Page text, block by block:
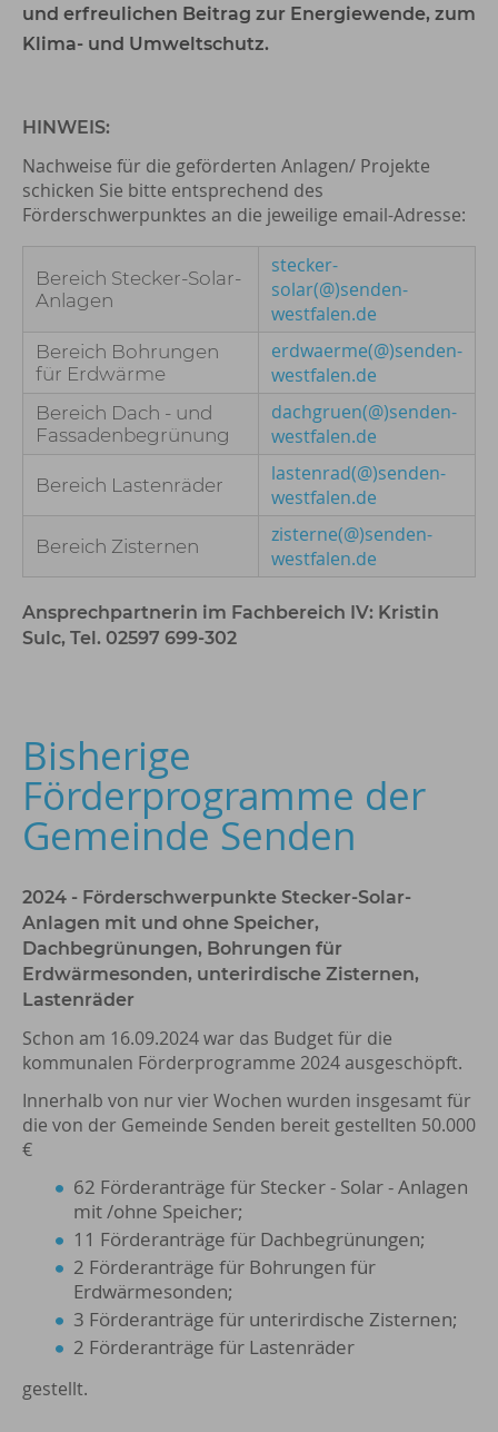
und erfreulichen Beitrag zur Energiewende, zum
Klima- und Umweltschutz.
HINWEIS:
Nachweise für die geförderten Anlagen/ Projekte
schicken Sie bitte entsprechend des
Förderschwerpunktes an die jeweilige email-Adresse:
Bereich Stecker-Solar-
Anlagen
stecker-
solar(@)senden-
westfalen.de
Bereich Bohrungen
für Erdwärme
erdwaerme(@)senden-
westfalen.de
Bereich Dach - und
Fassadenbegrünung
dachgruen(@)senden-
westfalen.de
Bereich Lastenräder
lastenrad(@)senden-
westfalen.de
Bereich Zisternen
zisterne(@)senden-
westfalen.de
Ansprechpartnerin im Fachbereich IV: Kristin
Sulc, Tel. 02597 699-302
Bisherige
Förderprogramme der
Gemeinde Senden
2024 - Förderschwerpunkte Stecker-Solar-
Anlagen mit und ohne Speicher,
Dachbegrünungen, Bohrungen für
Erdwärmesonden, unterirdische Zisternen,
Lastenräder
Schon am 16.09.2024 war das Budget für die
kommunalen Förderprogramme 2024 ausgeschöpft.
Innerhalb von nur vier Wochen wurden insgesamt für
die von der Gemeinde Senden bereit gestellten 50.000
€
62 Förderanträge für Stecker - Solar - Anlagen
mit /ohne Speicher;
11 Förderanträge für Dachbegrünungen;
2 Förderanträge für Bohrungen für
Erdwärmesonden;
3 Förderanträge für unterirdische Zisternen;
2 Förderanträge für Lastenräder
gestellt.